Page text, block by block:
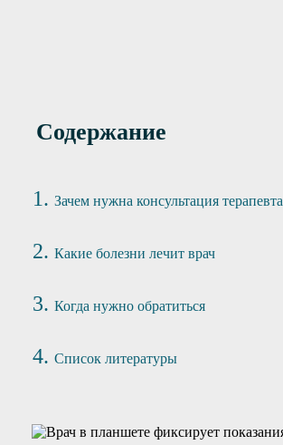
Содержание
Зачем нужна консультация терапевта
Какие болезни лечит врач
Когда нужно обратиться
Список литературы